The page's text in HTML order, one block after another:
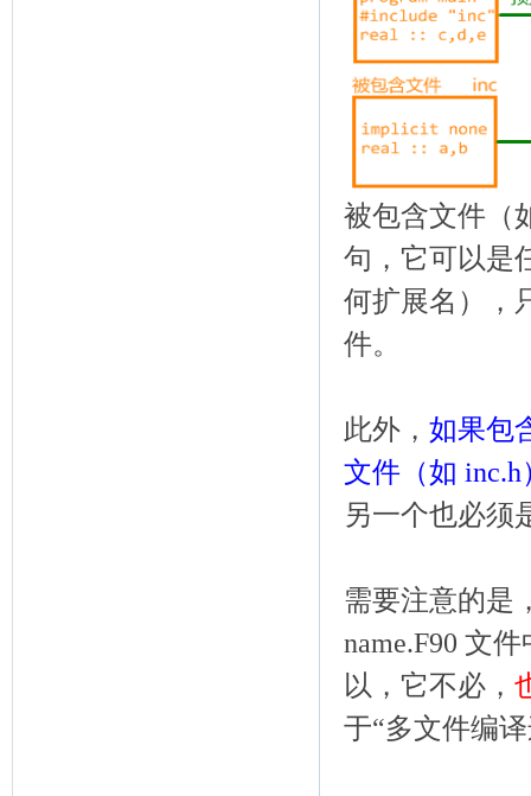
被包含文件（
句，它可以是
何扩展名），
件。
此外， 如果包
文件（如
另一个也必须
需要注意的是
name.F90 文
以，它不必，
于“多文件编